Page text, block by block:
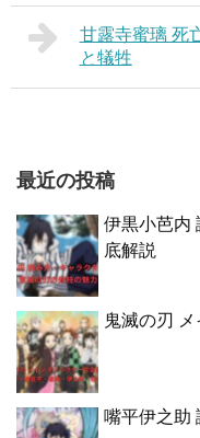
甘露寺蜜璃 死
と犠牲
最近の投稿
伊黒小芭内
底解説
鬼滅の刃
嘴平伊之助